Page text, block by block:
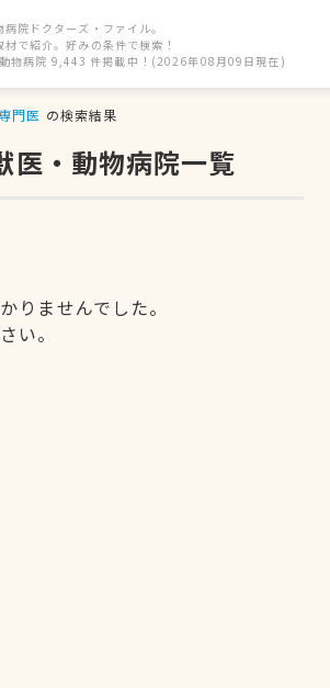
院ドクターズ・ファイル。
で紹介。好みの条件で検索！
物病院 9,443 件掲載中！(2026年08月09日現在)
門医 の検索結果
医・動物病院一覧
りませんでした。
い。